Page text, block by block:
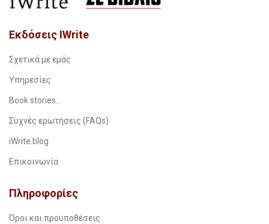
Εκδόσεις IWrite
Σχετικά με εμάς
Υπηρεσίες
Book stories…
Συχνές ερωτήσεις (FAQs)
iWrite.blog
Επικοινωνία
Πληροφορίες
Όροι και προϋποθέσεις